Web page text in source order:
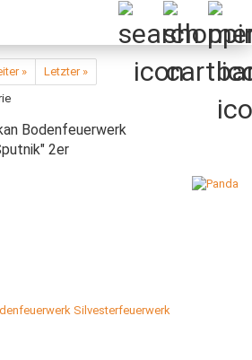
»
Letzter »
Bodenfeuerwerk
2er